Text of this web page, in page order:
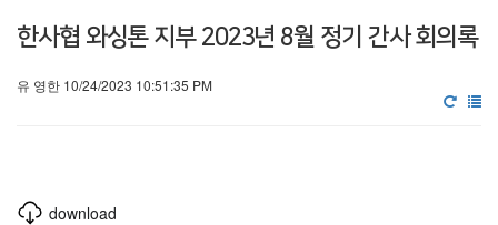
한사협 와싱톤 지부 2023년 8월 정기 간사 회의록
유 영한 10/24/2023 10:51:35 PM
download